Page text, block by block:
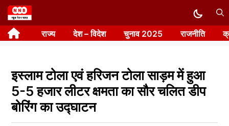
Skip
to
content राज्य देश – विदेश चुनाव 2025 राजनीति
इस्लाम टोला एवं हरिजन टोला साड़म में हुआ
5-5 हजार लीटर क्षमता का सौर चलित डीप
बोरिंग का उद्घाटन